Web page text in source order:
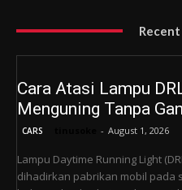
Cara Atasi Lampu
Menguning Tanpa
CARS - August 1, 2026
Lampu Daytime Running Light
dihadirkan pabrikan mobil pada